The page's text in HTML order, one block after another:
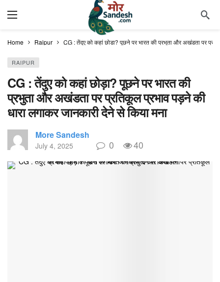
Home Raipur CG : तेंदुए को कहां छोड़ा? पूछने पर भारत की प्रभुता और अखंडता पर
RAIPUR
CG : तेंदुए को कहां छोड़ा? पूछने पर भारत की
प्रभुता और अखंडता पर प्रतिकूल प्रभाव पड़ने की
धारा लगाकर जानकारी देने से किया मना
More Sandesh
July 4, 2025 0 40